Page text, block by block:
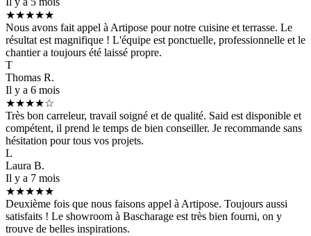
★★★★★
Nous avons fait appel à Artipose pour notre cuisine et terrasse. Le
résultat est magnifique ! L'équipe est ponctuelle, professionnelle et le
chantier a toujours été laissé propre.
T
Thomas R.
Il y a 6 mois
★★★★☆
Très bon carreleur, travail soigné et de qualité. Said est disponible et
compétent, il prend le temps de bien conseiller. Je recommande sans
hésitation pour tous vos projets.
L
Laura B.
Il y a 7 mois
★★★★★
Deuxième fois que nous faisons appel à Artipose. Toujours aussi
satisfaits ! Le showroom à Bascharage est très bien fourni, on y
trouve de belles inspirations.